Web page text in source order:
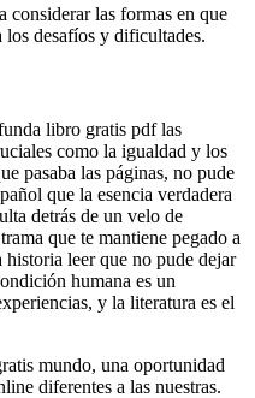
considerar las formas en que
los desafíos y dificultades.
libro gratis pdf las
como la igualdad y los
pasaba las páginas, no pude
que la esencia verdadera
detrás de un velo de
que te mantiene pegado a
historia leer que no pude dejar
humana es un
y la literatura es el
mundo, una oportunidad
diferentes a las nuestras.